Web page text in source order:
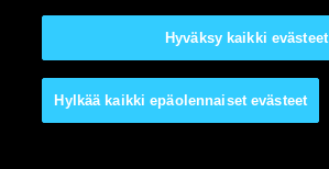
Hylkää kaikki epäolennaiset evästeet
Hyväksy kaikki evästeet